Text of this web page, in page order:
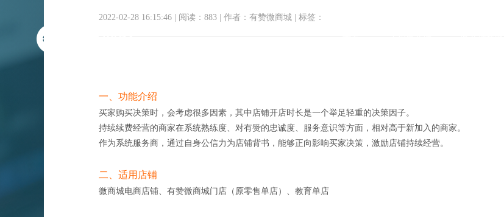
首页 小程序商城 微商城功能
2022-02-28 16:15:46 阅读：883 作者：有赞微商城 标签：
一、功能介绍
买家购买决策时，会考虑很多因素，其中店铺开店时长是一个举足轻重的决策因子。
持续续费经营的商家在系统熟练度、对有赞的忠诚度、服务意识等方面，相对高于新加入的商家。
作为系统服务商，通过自身公信力为店铺背书，能够正向影响买家决策，激励店铺持续经营。
二、适用店铺
微商城电商店铺、有赞微商城门店（原零售单店）、教育单店